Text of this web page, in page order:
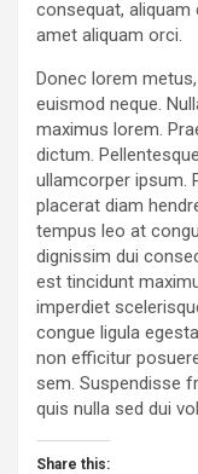
consequat, aliquam
amet aliquam orci.
Donec lorem
euismod neque.
maximus lorem.
dictum.
ullamcorper ipsum.
placerat diam
tempus leo at
dignissim dui
est tincidunt
imperdiet
congue ligula
non efficitur
sem. Suspendisse
quis nulla sed dui
Share this: